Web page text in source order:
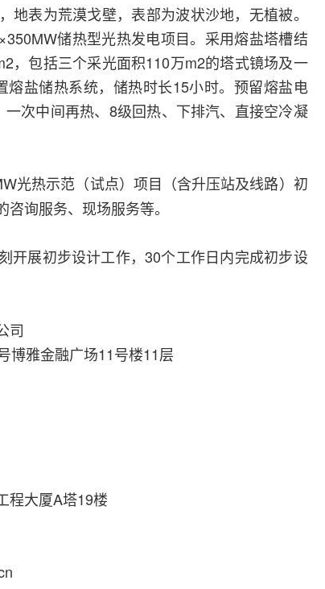
地表为荒漠戈壁，表部为波状沙地，无植被。
储热型光热发电项目。采用熔盐塔槽结
，包括三个采光面积110万m2的塔式镜场及一
盐储热系统，储热时长15小时。预留熔盐电
次中间再热、8级回热、下排汽、直接空冷凝
光热示范（试点）项目（含升压站及线路）初
询服务、现场服务等。
开展初步设计工作，30个工作日内完成初步设
司
博雅金融广场11号楼11层
程大厦A塔19楼